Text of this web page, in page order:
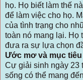
họ. Họ biết làm thế
để làm việc cho họ.
của tình trạng cho
toàn nó mang lại. Họ
đưa ra sự lựa chọn
Ước mơ và mục tiêu
Cự giải sinh ngày 23
sống có thể mang